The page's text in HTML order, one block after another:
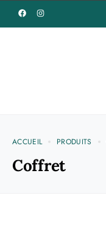
ACCUEIL PRODUITS
Coffret